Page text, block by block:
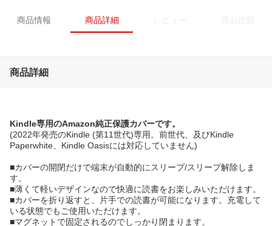
商品情報 商品詳細
商品詳細
Kindle専用のAmazon純正保護カバーです。
(2022年発売のKindle (第11世代)専用。前世代、及びKindle
Paperwhite、Kindle Oasisには対応していません)
■カバーの開閉だけで端末が自動的にスリープ/スリープ解除しま
す。
■薄くて軽いデザインなので快適に読書をお楽しみいただけます。
■カバーを折り返すと、片手での読書が可能になります。充電して
いる状態でもご使用いただけます。
■マグネットで固定されるのでしっかり閉まります。